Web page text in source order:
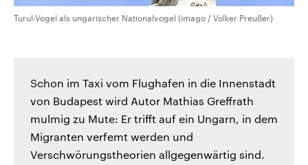
Turul-Vogel als ungarischer Nationalvogel (imago / Volker Preußer)
Schon im Taxi vom Flughafen in die Innenstadt
von Budapest wird Autor Mathias Greffrath
mulmig zu Mute: Er trifft auf ein Ungarn, in dem
Migranten verfemt werden und
Verschwörungstheorien allgegenwärtig sind.